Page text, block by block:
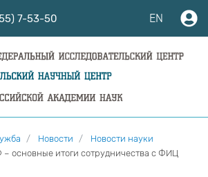
7-53-50 EN
Новости
Новости науки
основные итоги сотрудничества с ФИЦ